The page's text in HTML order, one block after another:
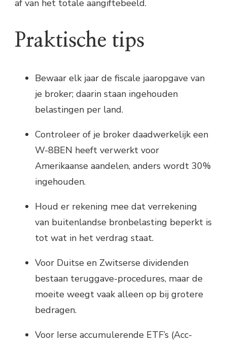
af van het totale aangiftebeeld.
Praktische tips
Bewaar elk jaar de fiscale jaaropgave van
je broker; daarin staan ingehouden
belastingen per land.
Controleer of je broker daadwerkelijk een
W-8BEN heeft verwerkt voor
Amerikaanse aandelen, anders wordt 30%
ingehouden.
Houd er rekening mee dat verrekening
van buitenlandse bronbelasting beperkt is
tot wat in het verdrag staat.
Voor Duitse en Zwitserse dividenden
bestaan teruggave-procedures, maar de
moeite weegt vaak alleen op bij grotere
bedragen.
Voor Ierse accumulerende ETF’s (Acc-